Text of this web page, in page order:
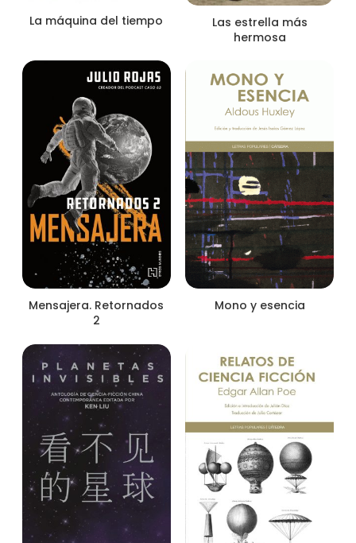
La máquina del tiempo
Las estrella más
hermosa
Mensajera. Retornados
2
Mono y esencia